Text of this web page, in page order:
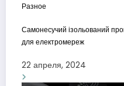
Разное
Самонесучий ізольований
для електромереж
22 апреля, 2024